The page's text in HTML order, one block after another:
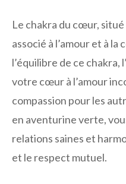
Le chakra du cœur,
associé à l’amour et à la
l’équilibre de ce
votre cœur à l’amour
compassion pour les
en aventurine verte,
relations saines et
et le respect mutuel.